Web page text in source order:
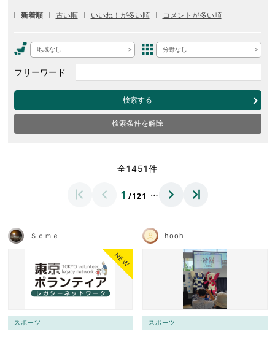
新着順 古い順 いいね！が多い順 コメントが多い順
地域なし 分野なし
フリーワード
検索する
検索条件を解除
全1451件
1 /121 …
Ｓｏｍｅ
NEW
スポーツ
hooh
スポーツ